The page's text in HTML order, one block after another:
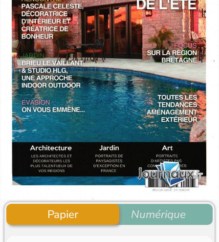
Papier Numérique